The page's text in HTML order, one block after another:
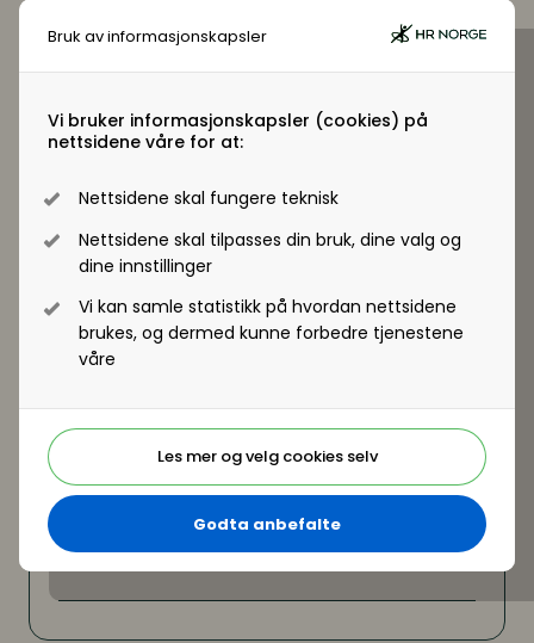
Bruk av informasjonskapsler
Vi bruker informasjonskapsler (cookies) på
nettsidene våre for at:
Nettsidene skal fungere teknisk
Nettsidene skal tilpasses din bruk, dine valg og
dine innstillinger
Vi kan samle statistikk på hvordan nettsidene
brukes, og dermed kunne forbedre tjenestene
våre
Les mer og velg cookies selv
Godta anbefalte
Hva må ledere navigere i?
Hvordan ivareta folk i en tid hvor grensene mellom
Fra hverdagsledelse til Managerprogrammet for
fremtidens ledere i Sopra Steria
Digitalt - se program og meld deg på her